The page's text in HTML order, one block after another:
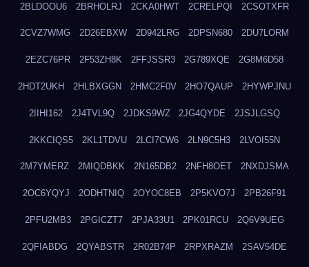
2BLDOOU6 2BRHOLRJ 2CKA0HWT 2CRELPQI 2CSOTXFR
2CVZ7WMG 2D26EBXW 2D942LRG 2DPSN680 2DU7LORM
2EZC76PR 2F53ZH8K 2FFJSSR3 2G789XQE 2G8M6D58
2HDT2UKH 2HLBXGGN 2HMC2F0V 2HO7QAUP 2HYWPJNU
2IIHI162 2J4TVL9Q 2JDKS9WZ 2JG4QYDE 2JSJLGSQ
2KKCIQS5 2KL1TDVU 2LCI7CW6 2LN9C5H3 2LVOI55N
2M7YMERZ 2MIQDBKK 2N165DB2 2NFH8OET 2NXDJSMA
2OC6YQYJ 2ODHTNIQ 2OYOC8EB 2P5KVO7J 2PB26F91
2PFU2MB3 2PGICZT7 2PJA33U1 2PK01RCU 2Q6V9UEG
2QFIABDG 2QYABSTR 2R02B74P 2RPXRAZM 2SAV54DE